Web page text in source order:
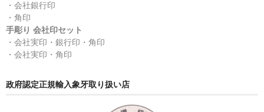
・会社銀行印
・角印
手彫り 会社印セット
・会社実印・銀行印・角印
・会社実印・角印
政府認定正規輸入象牙取り扱い店